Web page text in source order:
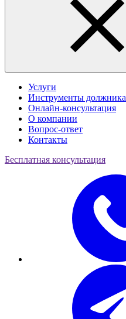
Услуги
Инструменты должника
Онлайн-консультация
О компании
Вопрос-ответ
Контакты
Бесплатная консультация